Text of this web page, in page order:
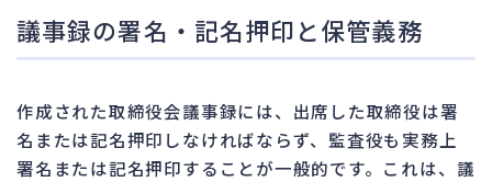
議事録の署名・記名押印と保管義務
作成された取締役会議事録には、出席した取締役は署
名または記名押印しなければならず、監査役も実務上
署名または記名押印することが一般的です。これは、議